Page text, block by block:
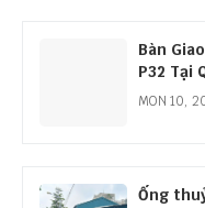
Bàn
P32 Tại
MON 10,
Ống